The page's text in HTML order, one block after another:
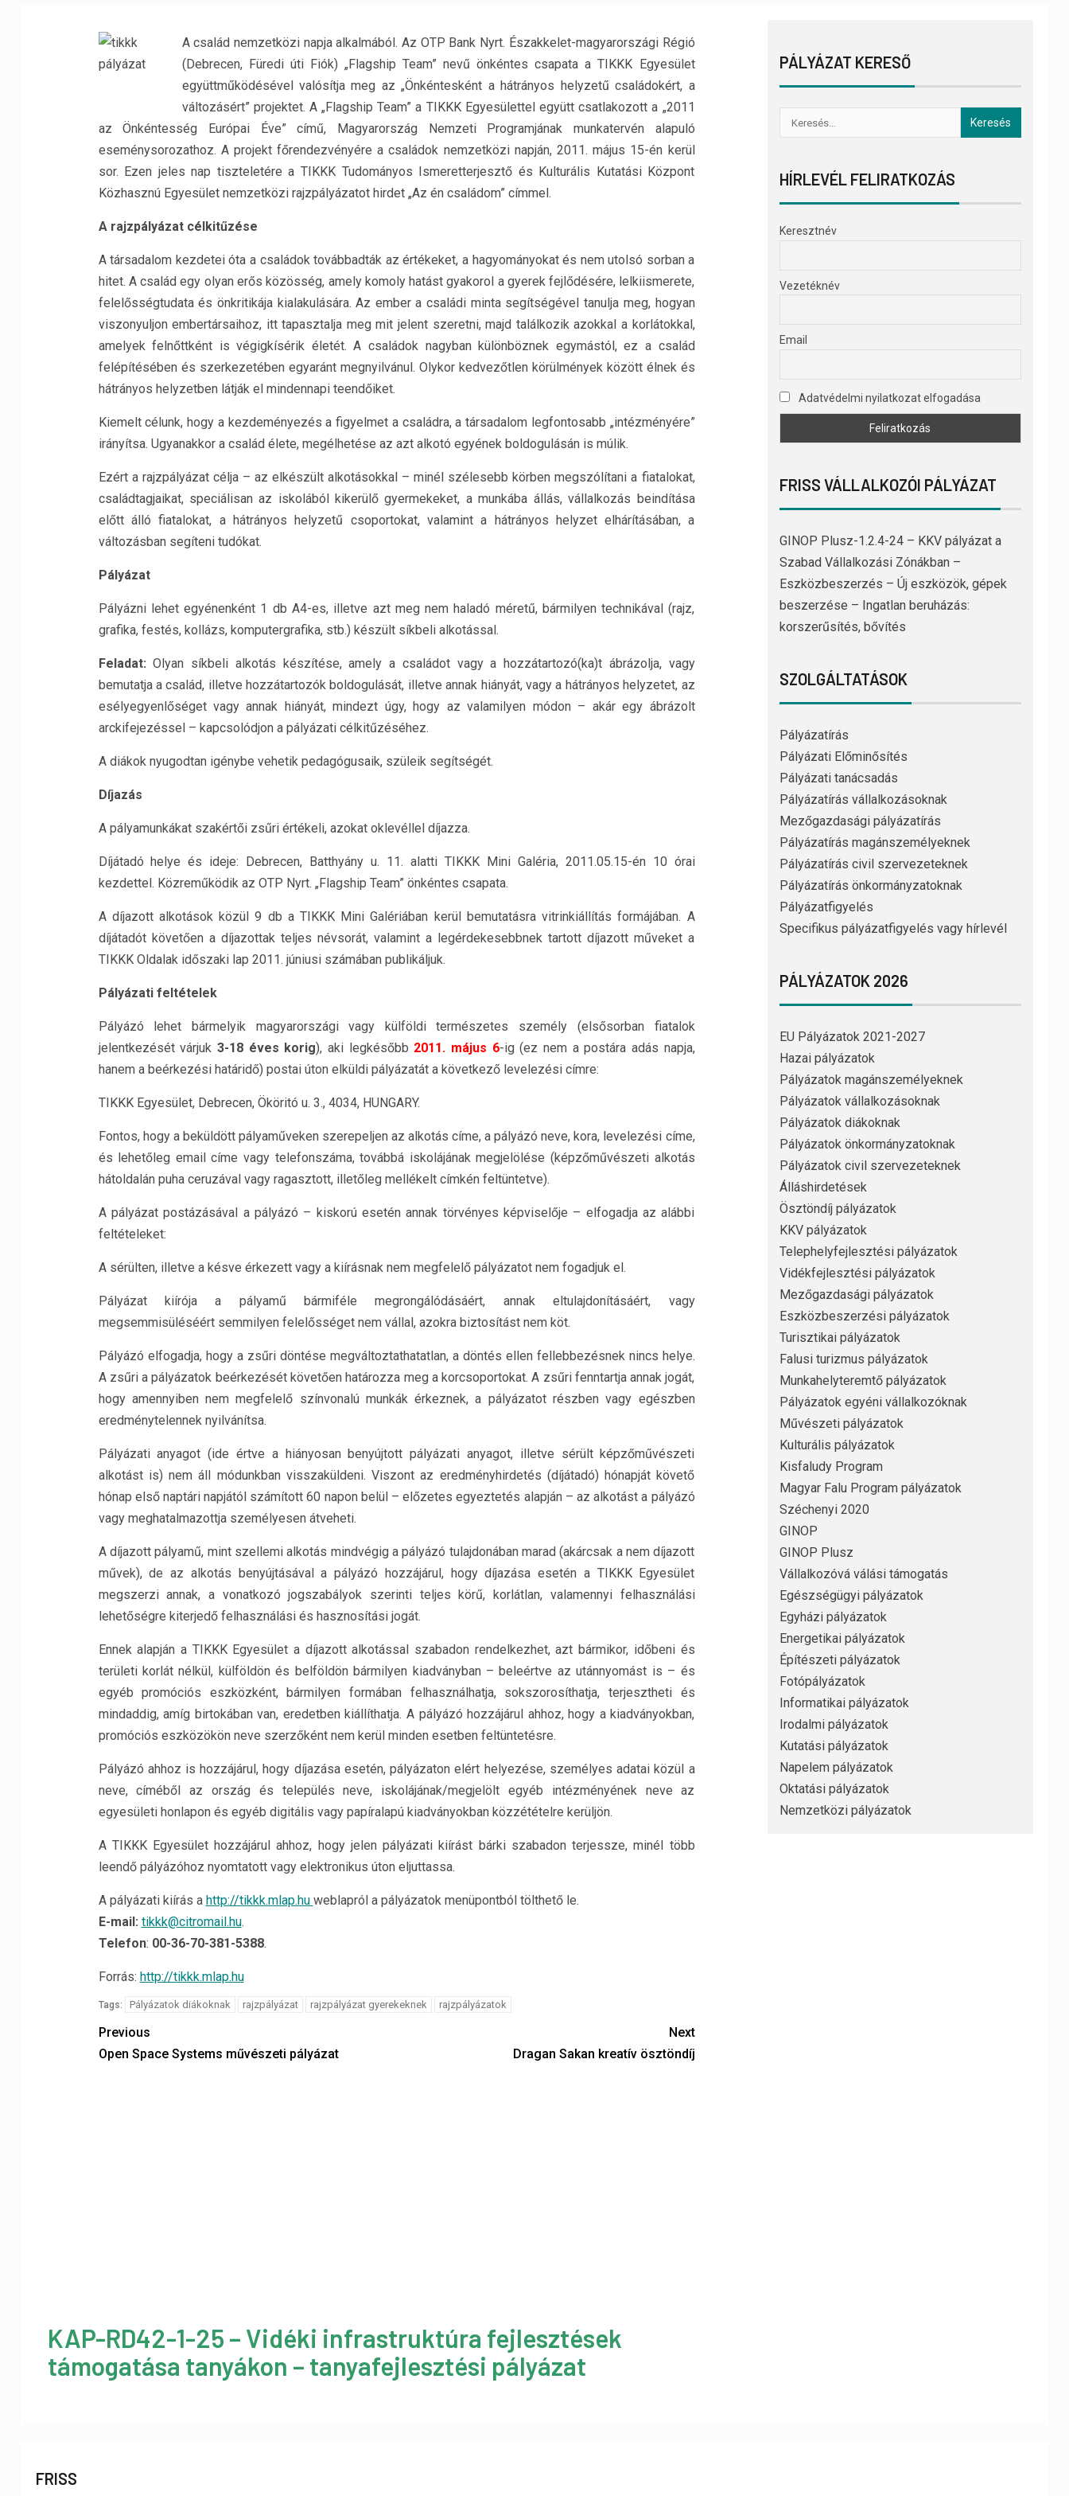
A család nemzetközi napja alkalmából. Az OTP Bank Nyrt. Északkelet-magyarországi Régió
(Debrecen, Füredi úti Fiók) „Flagship Team” nevű önkéntes csapata a TIKKK Egyesület
együttműködésével valósítja meg az „Önkéntesként a hátrányos helyzetű családokért, a
változásért” projektet. A „Flagship Team” a TIKKK Egyesülettel együtt csatlakozott a „2011
az Önkéntesség Európai Éve” című, Magyarország Nemzeti Programjának munkatervén alapuló
eseménysorozathoz. A projekt főrendezvényére a családok nemzetközi napján, 2011. május 15-én kerül
sor. Ezen jeles nap tiszteletére a TIKKK Tudományos Ismeretterjesztő és Kulturális Kutatási Központ
Közhasznú Egyesület nemzetközi rajzpályázatot hirdet „Az én családom” címmel.
A rajzpályázat célkitűzése
A társadalom kezdetei óta a családok továbbadták az értékeket, a hagyományokat és nem utolsó sorban a
hitet. A család egy olyan erős közösség, amely komoly hatást gyakorol a gyerek fejlődésére, lelkiismerete,
felelősségtudata és önkritikája kialakulására. Az ember a családi minta segítségével tanulja meg, hogyan
viszonyuljon embertársaihoz, itt tapasztalja meg mit jelent szeretni, majd találkozik azokkal a korlátokkal,
amelyek felnőttként is végigkísérik életét. A családok nagyban különböznek egymástól, ez a család
felépítésében és szerkezetében egyaránt megnyilvánul. Olykor kedvezőtlen körülmények között élnek és
hátrányos helyzetben látják el mindennapi teendőiket.
Kiemelt célunk, hogy a kezdeményezés a figyelmet a családra, a társadalom legfontosabb „intézményére”
irányítsa. Ugyanakkor a család élete, megélhetése az azt alkotó egyének boldogulásán is múlik.
Ezért a rajzpályázat célja – az elkészült alkotásokkal – minél szélesebb körben megszólítani a fiatalokat,
családtagjaikat, speciálisan az iskolából kikerülő gyermekeket, a munkába állás, vállalkozás beindítása
előtt álló fiatalokat, a hátrányos helyzetű csoportokat, valamint a hátrányos helyzet elhárításában, a
változásban segíteni tudókat.
Pályázat
Pályázni lehet egyénenként 1 db A4-es, illetve azt meg nem haladó méretű, bármilyen technikával (rajz,
grafika, festés, kollázs, komputergrafika, stb.) készült síkbeli alkotással.
Feladat: Olyan síkbeli alkotás készítése, amely a családot vagy a hozzátartozó(ka)t ábrázolja, vagy
bemutatja a család, illetve hozzátartozók boldogulását, illetve annak hiányát, vagy a hátrányos helyzetet, az
esélyegyenlőséget vagy annak hiányát, mindezt úgy, hogy az valamilyen módon – akár egy ábrázolt
arckifejezéssel – kapcsolódjon a pályázati célkitűzéséhez.
A diákok nyugodtan igénybe vehetik pedagógusaik, szüleik segítségét.
Díjazás
A pályamunkákat szakértői zsűri értékeli, azokat oklevéllel díjazza.
Díjátadó helye és ideje: Debrecen, Batthyány u. 11. alatti TIKKK Mini Galéria, 2011.05.15-én 10 órai
kezdettel. Közreműködik az OTP Nyrt. „Flagship Team” önkéntes csapata.
A díjazott alkotások közül 9 db a TIKKK Mini Galériában kerül bemutatásra vitrinkiállítás formájában. A
díjátadót követően a díjazottak teljes névsorát, valamint a legérdekesebbnek tartott díjazott műveket a
TIKKK Oldalak időszaki lap 2011. júniusi számában publikáljuk.
Pályázati feltételek
Pályázó lehet bármelyik magyarországi vagy külföldi természetes személy (elsősorban fiatalok
jelentkezését várjuk 3-18 éves korig), aki legkésőbb 2011. május 6-ig (ez nem a postára adás napja,
hanem a beérkezési határidő) postai úton elküldi pályázatát a következő levelezési címre:
TIKKK Egyesület, Debrecen, Ököritó u. 3., 4034, HUNGARY.
Fontos, hogy a beküldött pályaműveken szerepeljen az alkotás címe, a pályázó neve, kora, levelezési címe,
és lehetőleg email címe vagy telefonszáma, továbbá iskolájának megjelölése (képzőművészeti alkotás
hátoldalán puha ceruzával vagy ragasztott, illetőleg mellékelt címkén feltüntetve).
A pályázat postázásával a pályázó – kiskorú esetén annak törvényes képviselője – elfogadja az alábbi
feltételeket:
A sérülten, illetve a késve érkezett vagy a kiírásnak nem megfelelő pályázatot nem fogadjuk el.
Pályázat kiírója a pályamű bármiféle megrongálódásáért, annak eltulajdonításáért, vagy
megsemmisüléséért semmilyen felelősséget nem vállal, azokra biztosítást nem köt.
Pályázó elfogadja, hogy a zsűri döntése megváltoztathatatlan, a döntés ellen fellebbezésnek nincs helye.
A zsűri a pályázatok beérkezését követően határozza meg a korcsoportokat. A zsűri fenntartja annak jogát,
hogy amennyiben nem megfelelő színvonalú munkák érkeznek, a pályázatot részben vagy egészben
eredménytelennek nyilvánítsa.
Pályázati anyagot (ide értve a hiányosan benyújtott pályázati anyagot, illetve sérült képzőművészeti
alkotást is) nem áll módunkban visszaküldeni. Viszont az eredményhirdetés (díjátadó) hónapját követő
hónap első naptári napjától számított 60 napon belül – előzetes egyeztetés alapján – az alkotást a pályázó
vagy meghatalmazottja személyesen átveheti.
A díjazott pályamű, mint szellemi alkotás mindvégig a pályázó tulajdonában marad (akárcsak a nem díjazott
művek), de az alkotás benyújtásával a pályázó hozzájárul, hogy díjazása esetén a TIKKK Egyesület
megszerzi annak, a vonatkozó jogszabályok szerinti teljes körű, korlátlan, valamennyi felhasználási
lehetőségre kiterjedő felhasználási és hasznosítási jogát.
Ennek alapján a TIKKK Egyesület a díjazott alkotással szabadon rendelkezhet, azt bármikor, időbeni és
területi korlát nélkül, külföldön és belföldön bármilyen kiadványban – beleértve az utánnyomást is – és
egyéb promóciós eszközként, bármilyen formában felhasználhatja, sokszorosíthatja, terjesztheti és
mindaddig, amíg birtokában van, eredetben kiállíthatja. A pályázó hozzájárul ahhoz, hogy a kiadványokban,
promóciós eszközökön neve szerzőként nem kerül minden esetben feltüntetésre.
Pályázó ahhoz is hozzájárul, hogy díjazása esetén, pályázaton elért helyezése, személyes adatai közül a
neve, címéből az ország és település neve, iskolájának/megjelölt egyéb intézményének neve az
egyesületi honlapon és egyéb digitális vagy papíralapú kiadványokban közzétételre kerüljön.
A TIKKK Egyesület hozzájárul ahhoz, hogy jelen pályázati kiírást bárki szabadon terjessze, minél több
leendő pályázóhoz nyomtatott vagy elektronikus úton eljuttassa.
A pályázati kiírás a http://tikkk.mlap.hu weblapról a pályázatok menüpontból tölthető le.
E-mail: tikkk@citromail.hu.
Telefon: 00-36-70-381-5388.
Forrás: http://tikkk.mlap.hu
Tags: Pályázatok diákoknak rajzpályázat rajzpályázat gyerekeknek rajzpályázatok
Previous
Open Space Systems művészeti pályázat
Next
Dragan Sakan kreatív ösztöndíj
KAP-RD42-1-25 – Vidéki infrastruktúra fejlesztések
támogatása tanyákon – tanyafejlesztési pályázat
PÁLYÁZAT KERESŐ
HÍRLEVÉL FELIRATKOZÁS
Keresztnév
Vezetéknév
Email
Adatvédelmi nyilatkozat elfogadása
FRISS VÁLLALKOZÓI PÁLYÁZAT
GINOP Plusz-1.2.4-24 – KKV pályázat a
Szabad Vállalkozási Zónákban –
Eszközbeszerzés – Új eszközök, gépek
beszerzése – Ingatlan beruházás:
korszerűsítés, bővítés
SZOLGÁLTATÁSOK
Pályázatírás
Pályázati Előminősítés
Pályázati tanácsadás
Pályázatírás vállalkozásoknak
Mezőgazdasági pályázatírás
Pályázatírás magánszemélyeknek
Pályázatírás civil szervezeteknek
Pályázatírás önkormányzatoknak
Pályázatfigyelés
Specifikus pályázatfigyelés vagy hírlevél
PÁLYÁZATOK 2026
EU Pályázatok 2021-2027
Hazai pályázatok
Pályázatok magánszemélyeknek
Pályázatok vállalkozásoknak
Pályázatok diákoknak
Pályázatok önkormányzatoknak
Pályázatok civil szervezeteknek
Álláshirdetések
Ösztöndíj pályázatok
KKV pályázatok
Telephelyfejlesztési pályázatok
Vidékfejlesztési pályázatok
Mezőgazdasági pályázatok
Eszközbeszerzési pályázatok
Turisztikai pályázatok
Falusi turizmus pályázatok
Munkahelyteremtő pályázatok
Pályázatok egyéni vállalkozóknak
Művészeti pályázatok
Kulturális pályázatok
Kisfaludy Program
Magyar Falu Program pályázatok
Széchenyi 2020
GINOP
GINOP Plusz
Vállalkozóvá válási támogatás
Egészségügyi pályázatok
Egyházi pályázatok
Energetikai pályázatok
Építészeti pályázatok
Fotópályázatok
Informatikai pályázatok
Irodalmi pályázatok
Kutatási pályázatok
Napelem pályázatok
Oktatási pályázatok
Nemzetközi pályázatok
FRISS